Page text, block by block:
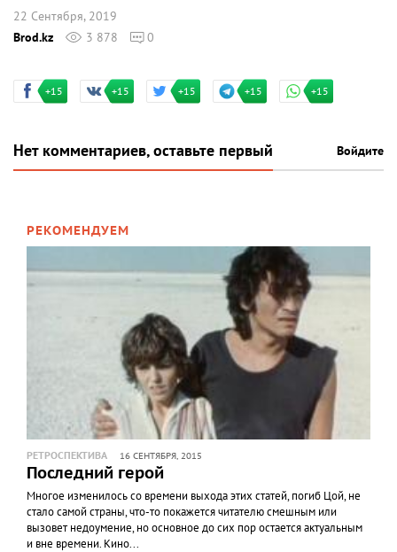
22 Сентября, 2019
Brod.kz
3 878 0
+15 +15 +15 +15 +15
Нет комментариев, оставьте первый Войдите
РЕКОМЕНДУЕМ
РЕТРОСПЕКТИВА 16 СЕНТЯБРЯ, 2015
Последний герой
Многое изменилось со времени выхода этих статей, погиб Цой, не
стало самой страны, что-то покажется читателю смешным или
вызовет недоумение, но основное до сих пор остается актуальным
и вне времени. Кино...